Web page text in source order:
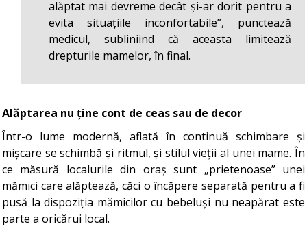
alăptat mai devreme decât și-ar dorit pentru a
evita situațiile inconfortabile”, punctează
medicul, subliniind că aceasta limitează
drepturile mamelor, în final.
Alăptarea nu ține cont de ceas sau de decor
Într-o lume modernă, aflată în continuă schimbare și
mișcare se schimbă și ritmul, și stilul vieții al unei mame. În
ce măsură localurile din oraș sunt „prietenoase” unei
mămici care alăptează, căci o încăpere separată pentru a fi
pusă la dispoziția mămicilor cu bebeluși nu neapărat este
parte a oricărui local.